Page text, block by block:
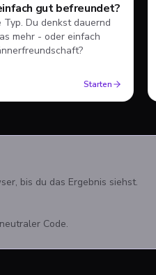
gut befreundet?
Du denkst dauernd
mehr - oder einfach
Starten
bis du das Ergebnis siehst.
Code.